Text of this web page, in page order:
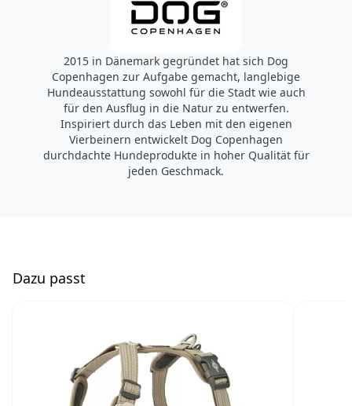
2015 in Dänemark gegründet hat sich Dog
Copenhagen zur Aufgabe gemacht, langlebige
Hundeausstattung sowohl für die Stadt wie auch
für den Ausflug in die Natur zu entwerfen.
Inspiriert durch das Leben mit den eigenen
Vierbeinern entwickelt Dog Copenhagen
durchdachte Hundeprodukte in hoher Qualität für
jeden Geschmack.
Dazu passt